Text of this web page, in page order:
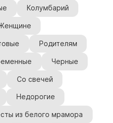
литиевые
Колумбарий
Родителям
Черные
Со свечей
Недорогие
из белого мрамора